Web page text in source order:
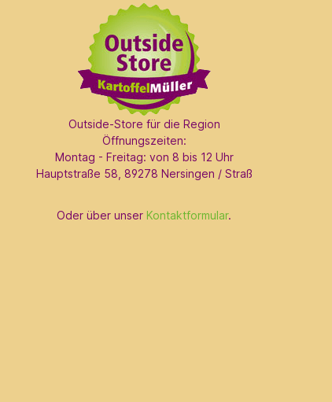
Outside-Store für die Region
Öffnungszeiten:
Montag - Freitag: von 8 bis 12 Uhr
Hauptstraße 58, 89278 Nersingen / Straß
Oder über unser Kontaktformular.